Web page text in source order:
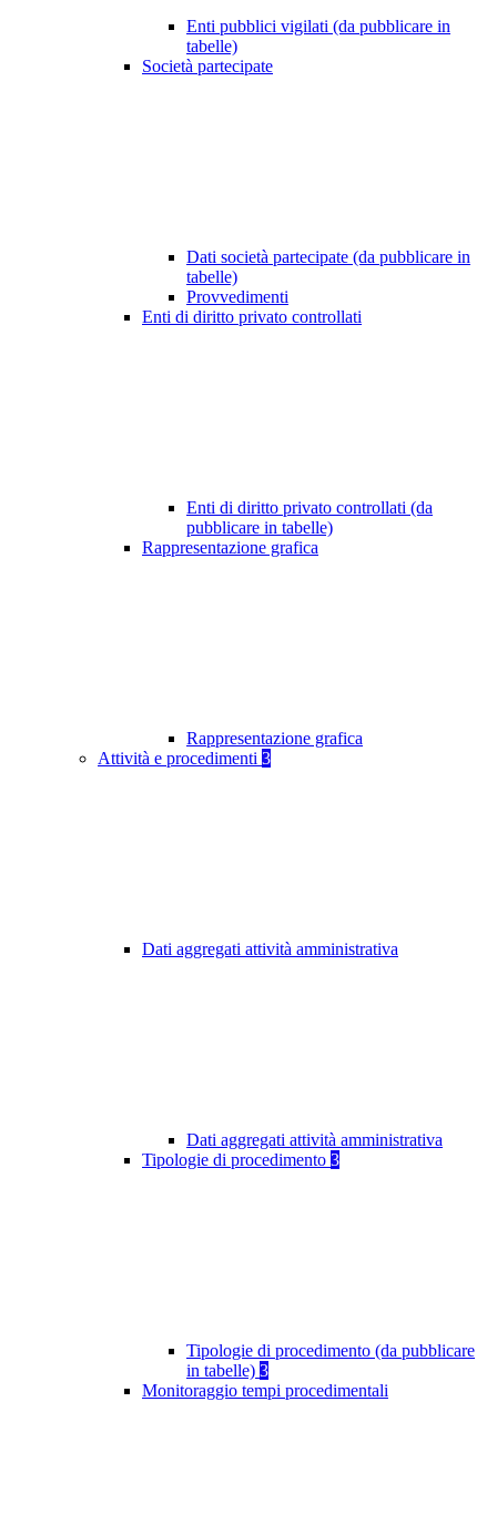
Enti pubblici vigilati (da pubblicare in
tabelle)
Società partecipate
Dati società partecipate (da pubblicare in
tabelle)
Provvedimenti
Enti di diritto privato controllati
Enti di diritto privato controllati (da
pubblicare in tabelle)
Rappresentazione grafica
Rappresentazione grafica
Attività e procedimenti 3
Dati aggregati attività amministrativa
Dati aggregati attività amministrativa
Tipologie di procedimento 3
Tipologie di procedimento (da pubblicare
in tabelle) 3
Monitoraggio tempi procedimentali